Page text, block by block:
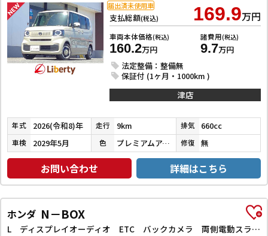
支払総額(税込) 169.9万円
車両本体価格(税込)
160.2万円
諸費用(税込)
9.7万円
法定整備：整備無
保証付 (1ヶ月・1000km )
届出済未使用車
津店
年式 2026(令和8)年 走行 9km 排気 660cc
車検 2029年5月 色 プレミアムアイボリーパールⅡ 修復 無
お問い合わせ 詳細はこちら
ホンダ N－BOX
L ディスプレイオーディオ ETC バックカメラ 両側電動スライドドア クリアランスソナー クルーズコントロール レーンアシスト 衝突被害軽減システム オートライト スマートキー アイドリングストップ